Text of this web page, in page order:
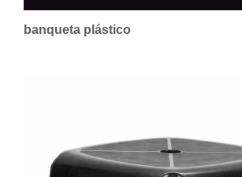
banqueta plástico